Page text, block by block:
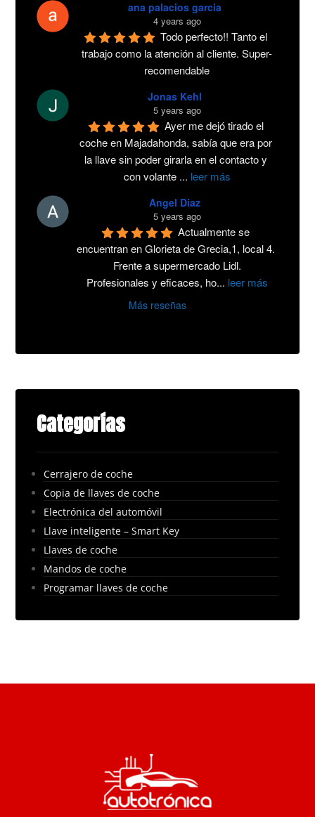
ana palacios garcia
4 years ago
Todo perfecto!! Tanto el
trabajo como la atención al cliente. Super-
recomendable
Jonas Kehl
5 years ago
Ayer me dejó tirado el
coche en Majadahonda, sabía que era por
la llave sin poder girarla en el contacto y
con volante ... leer más
Angel Diaz
5 years ago
Actualmente se
encuentran en Glorieta de Grecia,1, local 4.
Frente a supermercado Lidl.
Profesionales y eficaces, ho... leer más
Más reseñas
Categorías
Cerrajero de coche
Copia de llaves de coche
Electrónica del automóvil
Llave inteligente – Smart Key
Llaves de coche
Mandos de coche
Programar llaves de coche